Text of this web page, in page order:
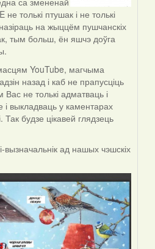
толькі птушак і не толькі
на жыццём пушчанскіх
тым больш, ён яшчэ доўга
YouTube, магчыма
назад і каб не прапусціць
не толькі адматваць і
выкладваць у каментарах
будзе цікавей глядзець
ад нашых чэшскіх